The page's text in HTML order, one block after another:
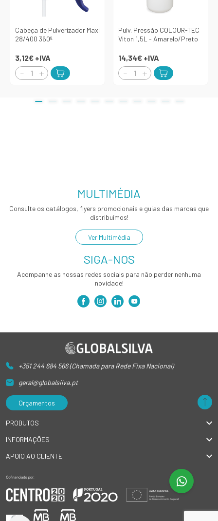
Cabeça de Pulverizador Maxi
28/400 360º
3,12€ +IVA
Pulv. Pressão COLOUR-TEC
Viton 1,5L - Amarelo/Preto
14,34€ +IVA
MULTIMÉDIA
Consulte os catálogos, flyers promocionais e guias das marcas que
distribuímos!
Ver Multimédia
SIGA-NOS
Acompanhe as nossas redes sociais para não perder nenhuma
novidade!
+351 244 684 566 (Chamada para Rede Fixa Nacional)
geral@globalsilva.pt
Orçamentos
PRODUTOS
INFORMAÇÕES
APOIO AO CLIENTE